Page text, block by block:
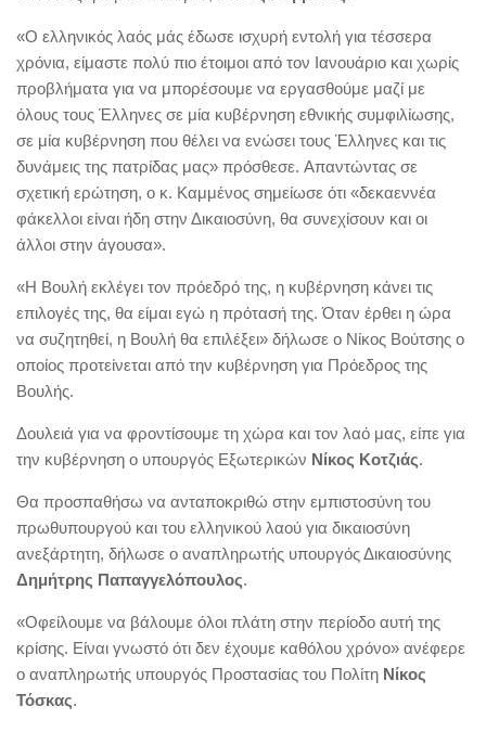
«Ο ελληνικός λαός μάς έδωσε ισχυρή εντολή για τέσσερα
χρόνια, είμαστε πολύ πιο έτοιμοι από τον Ιανουάριο και χωρίς
προβλήματα για να μπορέσουμε να εργασθούμε μαζί με
όλους τους Έλληνες σε μία κυβέρνηση εθνικής συμφιλίωσης,
σε μία κυβέρνηση που θέλει να ενώσει τους Έλληνες και τις
δυνάμεις της πατρίδας μας» πρόσθεσε. Απαντώντας σε
σχετική ερώτηση, ο κ. Καμμένος σημείωσε ότι «δεκαεννέα
φάκελλοι είναι ήδη στην Δικαιοσύνη, θα συνεχίσουν και οι
άλλοι στην άγουσα».
«Η Βουλή εκλέγει τον πρόεδρό της, η κυβέρνηση κάνει τις
επιλογές της, θα είμαι εγώ η πρότασή της. Όταν έρθει η ώρα
να συζητηθεί, η Βουλή θα επιλέξει» δήλωσε ο Νίκος Βούτσης ο
οποίος προτείνεται από την κυβέρνηση για Πρόεδρος της
Βουλής.
Δουλειά για να φροντίσουμε τη χώρα και τον λαό μας, είπε για
την κυβέρνηση ο υπουργός Εξωτερικών Νίκος Κοτζιάς.
Θα προσπαθήσω να ανταποκριθώ στην εμπιστοσύνη του
πρωθυπουργού και του ελληνικού λαού για δικαιοσύνη
ανεξάρτητη, δήλωσε ο αναπληρωτής υπουργός Δικαιοσύνης
Δημήτρης Παπαγγελόπουλος.
«Οφείλουμε να βάλουμε όλοι πλάτη στην περίοδο αυτή της
κρίσης. Είναι γνωστό ότι δεν έχουμε καθόλου χρόνο» ανέφερε
ο αναπληρωτής υπουργός Προστασίας του Πολίτη Νίκος
Τόσκας.